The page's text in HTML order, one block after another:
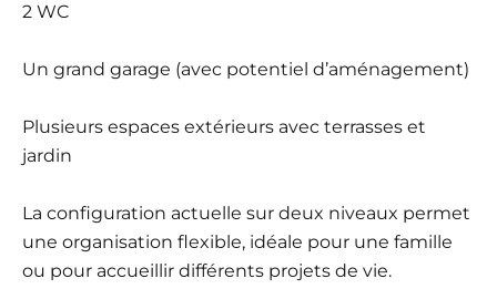
2 WC
Un grand garage (avec potentiel d’aménagement)
Plusieurs espaces extérieurs avec terrasses et
jardin
La configuration actuelle sur deux niveaux permet
une organisation flexible, idéale pour une famille
ou pour accueillir différents projets de vie.